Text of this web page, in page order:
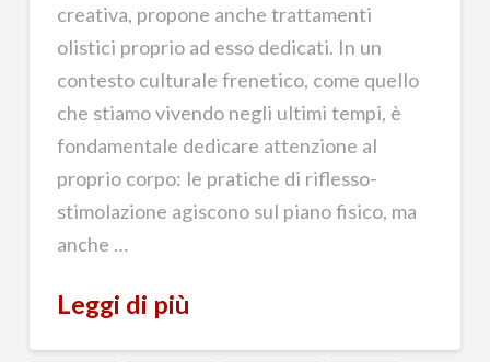
creativa, propone anche trattamenti
olistici proprio ad esso dedicati. In un
contesto culturale frenetico, come quello
che stiamo vivendo negli ultimi tempi, è
fondamentale dedicare attenzione al
proprio corpo: le pratiche di riflesso-
stimolazione agiscono sul piano fisico, ma
anche …
Leggi di più